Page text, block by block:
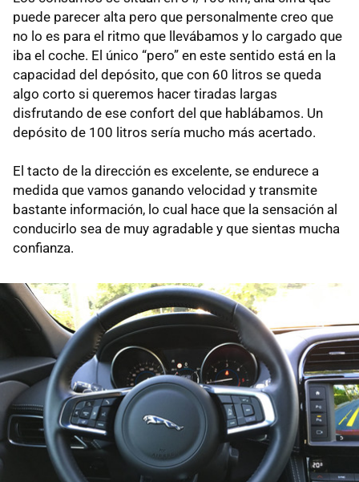
puede parecer alta pero que personalmente creo que
no lo es para el ritmo que llevábamos y lo cargado que
iba el coche. El único “pero” en este sentido está en la
capacidad del depósito, que con 60 litros se queda
algo corto si queremos hacer tiradas largas
disfrutando de ese confort del que hablábamos. Un
depósito de 100 litros sería mucho más acertado.
El tacto de la dirección es excelente, se endurece a
medida que vamos ganando velocidad y transmite
bastante información, lo cual hace que la sensación al
conducirlo sea de muy agradable y que sientas mucha
confianza.